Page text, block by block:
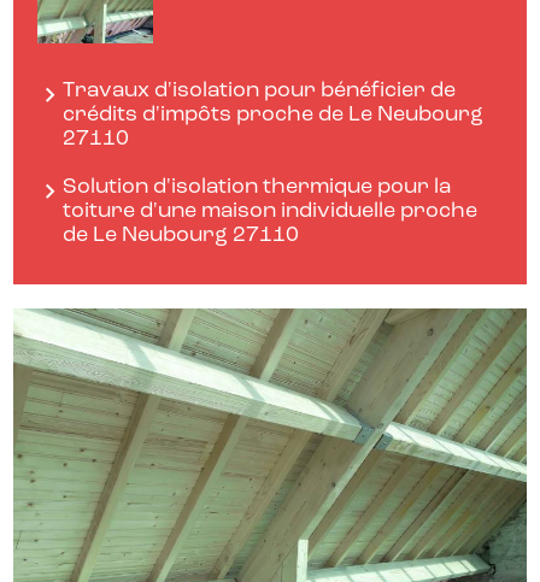
Travaux d'isolation pour bénéficier de
crédits d'impôts proche de Le Neubourg
27110
Solution d'isolation thermique pour la
toiture d'une maison individuelle proche
de Le Neubourg 27110